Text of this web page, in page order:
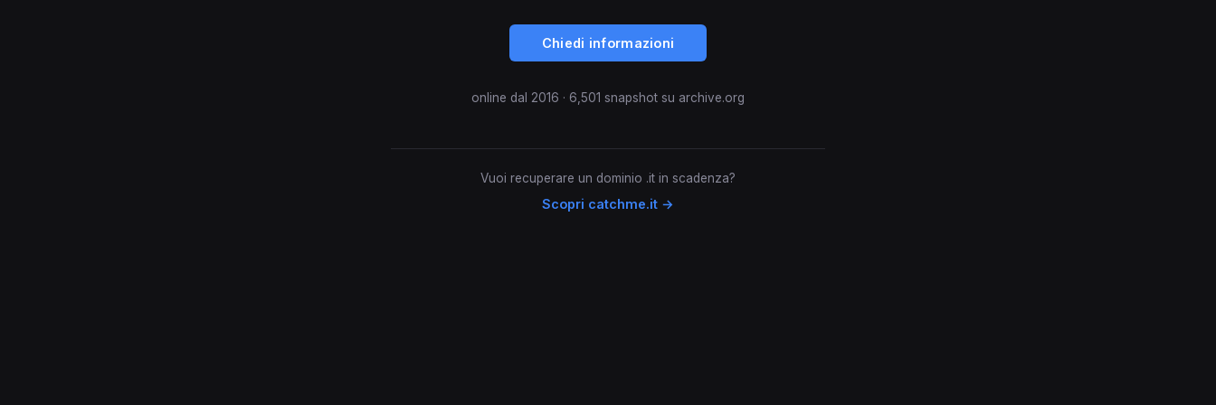
Chiedi informazioni
online dal 2016 · 6,501 snapshot su archive.org
Vuoi recuperare un dominio .it in scadenza?
Scopri catchme.it →